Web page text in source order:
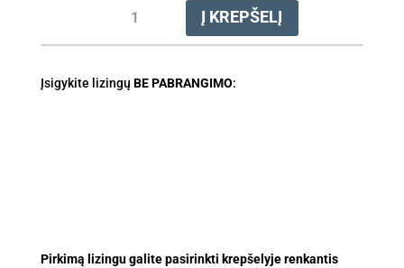
kiekis:
Adapteris
PRO
Į KREPŠELĮ
Įsigykite lizingų BE PABRANGIMO:
Pirkimą lizingu galite pasirinkti krepšelyje renkantis